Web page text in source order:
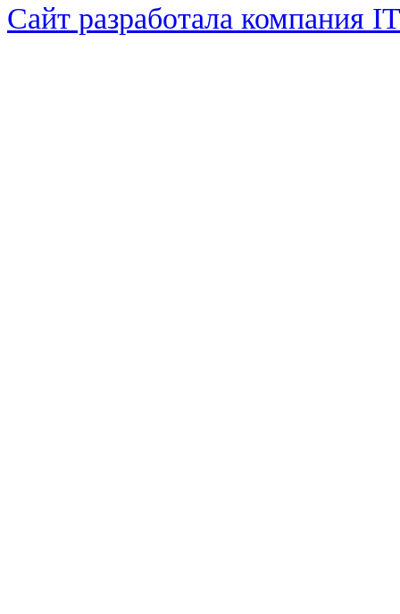
Сайт разработала компания